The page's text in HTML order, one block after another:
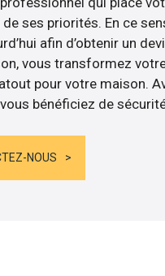
de ses priorités. En ce
afin d’obtenir un
vous transformez
pour votre maison.
bénéficiez de
NOUS